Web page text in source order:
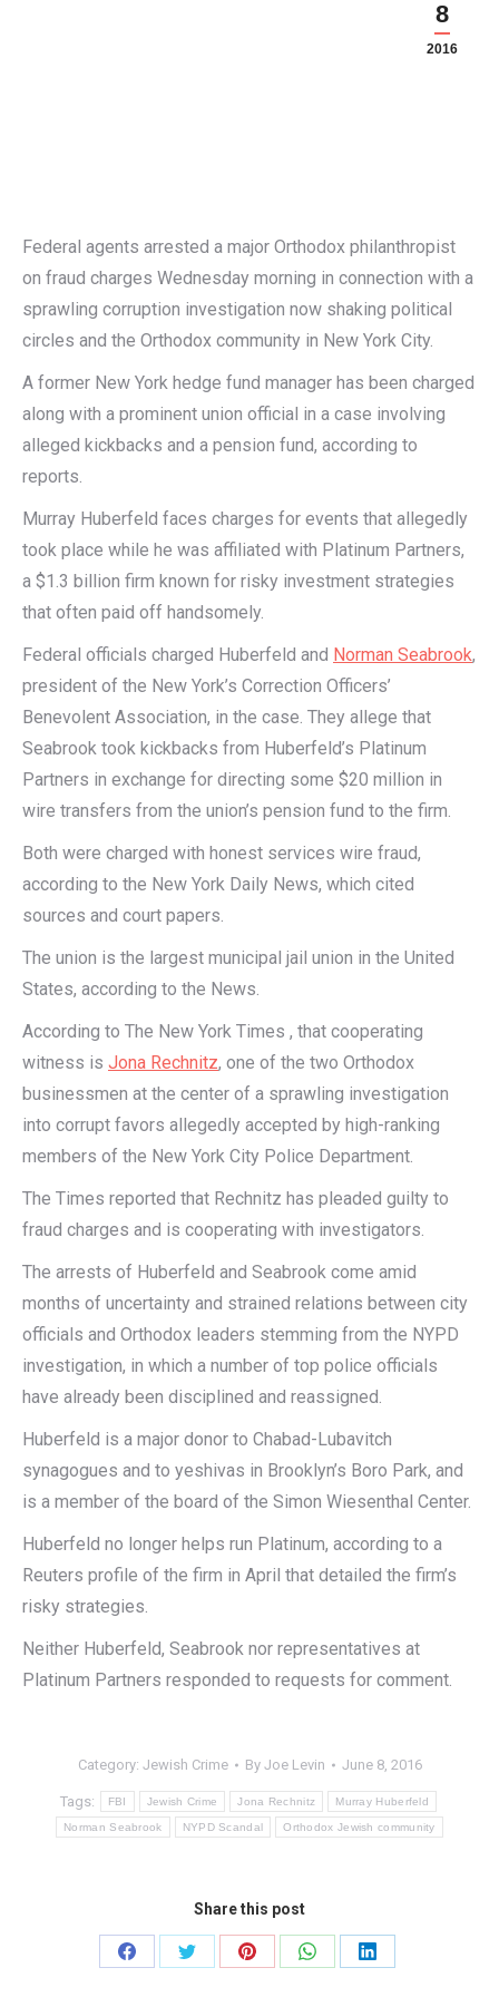
8
2016
Federal agents arrested a major Orthodox philanthropist
on fraud charges Wednesday morning in connection with a
sprawling corruption investigation now shaking political
circles and the Orthodox community in New York City.
A former New York hedge fund manager has been charged
along with a prominent union official in a case involving
alleged kickbacks and a pension fund, according to
reports.
Murray Huberfeld faces charges for events that allegedly
took place while he was affiliated with Platinum Partners,
a $1.3 billion firm known for risky investment strategies
that often paid off handsomely.
Federal officials charged Huberfeld and Norman Seabrook,
president of the New York’s Correction Officers’
Benevolent Association, in the case. They allege that
Seabrook took kickbacks from Huberfeld’s Platinum
Partners in exchange for directing some $20 million in
wire transfers from the union’s pension fund to the firm.
Both were charged with honest services wire fraud,
according to the New York Daily News, which cited
sources and court papers.
The union is the largest municipal jail union in the United
States, according to the News.
According to The New York Times , that cooperating
witness is Jona Rechnitz, one of the two Orthodox
businessmen at the center of a sprawling investigation
into corrupt favors allegedly accepted by high-ranking
members of the New York City Police Department.
The Times reported that Rechnitz has pleaded guilty to
fraud charges and is cooperating with investigators.
The arrests of Huberfeld and Seabrook come amid
months of uncertainty and strained relations between city
officials and Orthodox leaders stemming from the NYPD
investigation, in which a number of top police officials
have already been disciplined and reassigned.
Huberfeld is a major donor to Chabad-Lubavitch
synagogues and to yeshivas in Brooklyn’s Boro Park, and
is a member of the board of the Simon Wiesenthal Center.
Huberfeld no longer helps run Platinum, according to a
Reuters profile of the firm in April that detailed the firm’s
risky strategies.
Neither Huberfeld, Seabrook nor representatives at
Platinum Partners responded to requests for comment.
Category: Jewish Crime By Joe Levin June 8, 2016
Tags: FBI Jewish Crime Jona Rechnitz Murray Huberfeld
Norman Seabrook NYPD Scandal Orthodox Jewish community
Share this post
Share
Share
Share
Share
Share